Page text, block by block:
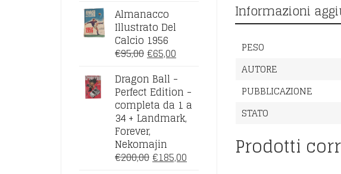
Informazioni
PESO
AUTORE
PUBBLICAZIONE
STATO
Prodotti
Almanacco
Illustrato Del
Calcio 1956
€95,00IL
ORIGINALE
ERA:
€95,00.
€65,00
ATTUALE
È:
€65,00.
Dragon Ball -
Perfect Edition -
completa da 1 a
34 + Landmark,
Forever,
Nekomajin
€200,00IL
€185,00